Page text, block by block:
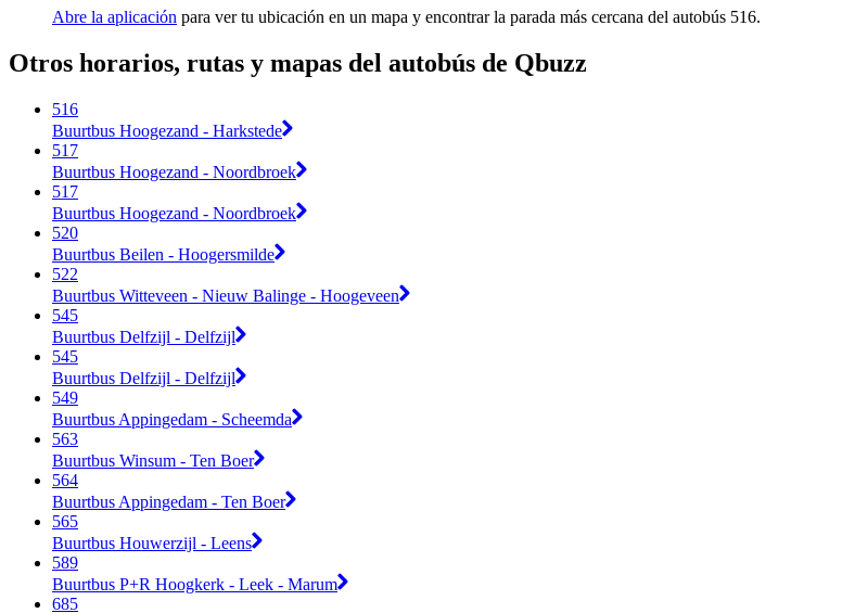
Abre la aplicación para ver tu ubicación en un mapa y encontrar la parada más cercana del autobús 516.
Otros horarios, rutas y mapas del autobús de Qbuzz
516
Buurtbus Hoogezand - Harkstede
517
Buurtbus Hoogezand - Noordbroek
517
Buurtbus Hoogezand - Noordbroek
520
Buurtbus Beilen - Hoogersmilde
522
Buurtbus Witteveen - Nieuw Balinge - Hoogeveen
545
Buurtbus Delfzijl - Delfzijl
545
Buurtbus Delfzijl - Delfzijl
549
Buurtbus Appingedam - Scheemda
563
Buurtbus Winsum - Ten Boer
564
Buurtbus Appingedam - Ten Boer
565
Buurtbus Houwerzijl - Leens
589
Buurtbus P+R Hoogkerk - Leek - Marum
685